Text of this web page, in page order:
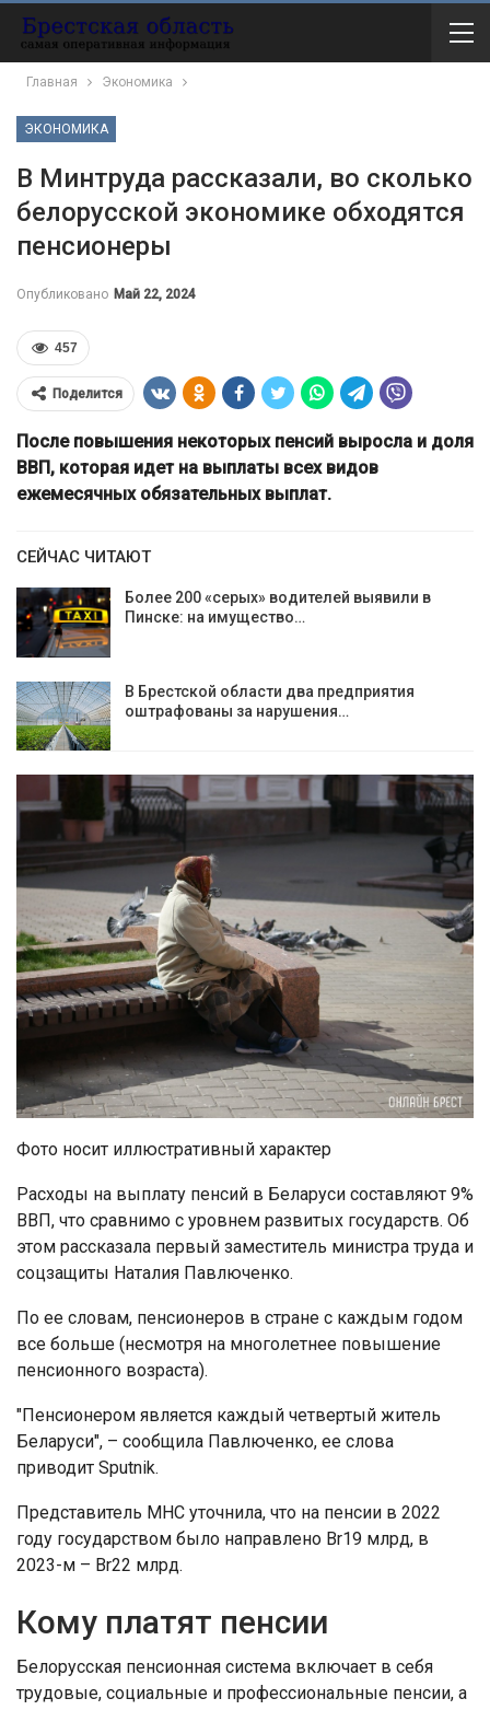
Главная Экономика
ЭКОНОМИКА
В Минтруда рассказали, во сколько
белорусской экономике обходятся
пенсионеры
Опубликовано Май 22, 2024
457
Поделится
После повышения некоторых пенсий выросла и доля
ВВП, которая идет на выплаты всех видов
ежемесячных обязательных выплат.
СЕЙЧАС ЧИТАЮТ
Более 200 «серых» водителей выявили в
Пинске: на имущество…
В Брестской области два предприятия
оштрафованы за нарушения…
Фото носит иллюстративный характер
Расходы на выплату пенсий в Беларуси составляют 9%
ВВП, что сравнимо с уровнем развитых государств. Об
этом рассказала первый заместитель министра труда и
соцзащиты Наталия Павлюченко.
По ее словам, пенсионеров в стране с каждым годом
все больше (несмотря на многолетнее повышение
пенсионного возраста).
"Пенсионером является каждый четвертый житель
Беларуси", – сообщила Павлюченко, ее слова
приводит Sputnik.
Представитель МНС уточнила, что на пенсии в 2022
году государством было направлено Br19 млрд, в
2023-м – Br22 млрд.
Кому платят пенсии
Белорусская пенсионная система включает в себя
трудовые, социальные и профессиональные пенсии, а